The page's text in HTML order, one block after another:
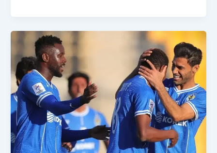
الجوية
ضد
الشرطة
اليوم
في
قمة
الدوري
العراقي